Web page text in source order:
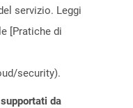
servizio. Leggi
[Pratiche di
security).
da